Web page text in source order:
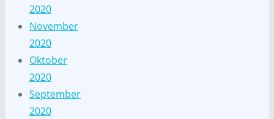
2020
November
2020
Oktober
2020
September
2020